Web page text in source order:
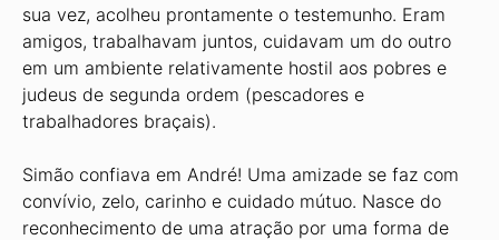
sua vez, acolheu prontamente o testemunho. Eram
amigos, trabalhavam juntos, cuidavam um do outro
em um ambiente relativamente hostil aos pobres e
judeus de segunda ordem (pescadores e
trabalhadores braçais).
Simão confiava em André! Uma amizade se faz com
convívio, zelo, carinho e cuidado mútuo. Nasce do
reconhecimento de uma atração por uma forma de